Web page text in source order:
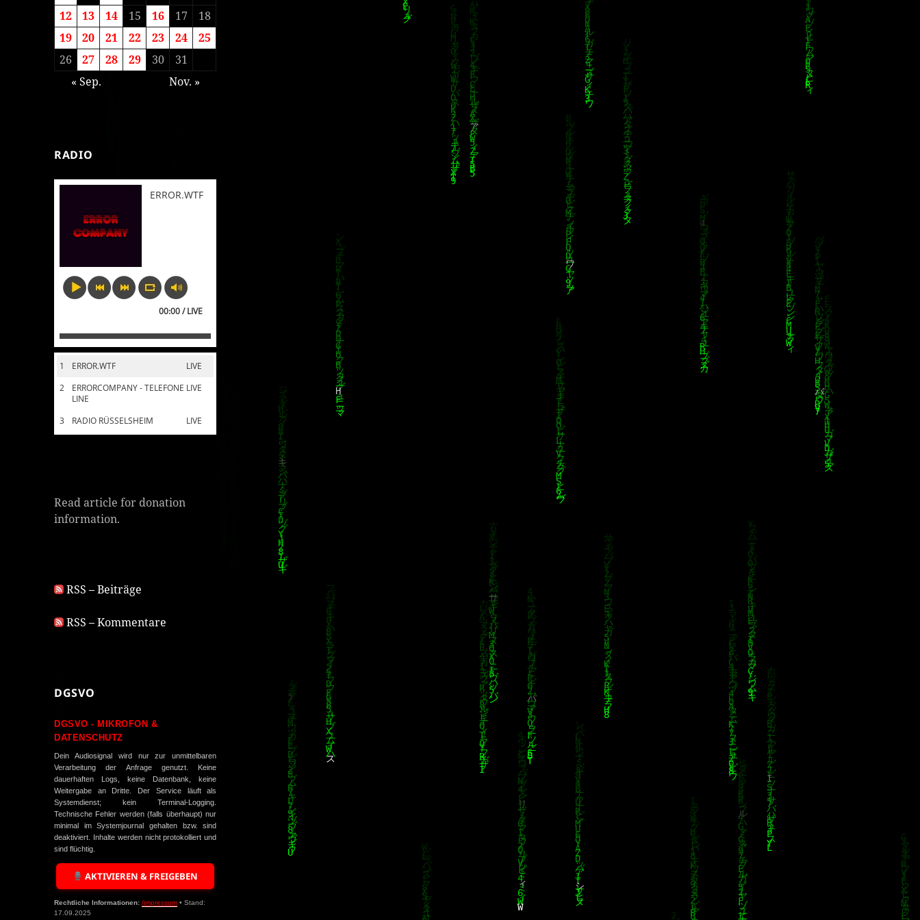
12
13 14 15 16 17
18
19
20 21 22 23 24
25
26
27 28 29 30
31
« Sep.
Nov. »
RADIO
ERROR.WTF
00:00 / LIVE
1 LIVE
ERROR.WTF
2
LIVE
ERRORCOMPANY - TELEFONE
LINE
3
LIVE
RADIO RÜSSELSHEIM
Read article for donation
information.
RSS – Beiträge
RSS – Kommentare
DGSVO
DGSVO - MIKROFON &
DATENSCHUTZ
Dein Audiosignal wird nur zur unmittelbaren
Verarbeitung der Anfrage genutzt. Keine
dauerhaften Logs, keine Datenbank, keine
Weitergabe an Dritte. Der Service läuft als
Systemdienst; kein Terminal-Logging.
Technische Fehler werden (falls überhaupt) nur
minimal im Systemjournal gehalten bzw. sind
deaktiviert. Inhalte werden nicht protokolliert und
sind flüchtig.
AKTIVIEREN & FREIGEBEN
Rechtliche Informationen: /impressum • Stand:
17.09.2025